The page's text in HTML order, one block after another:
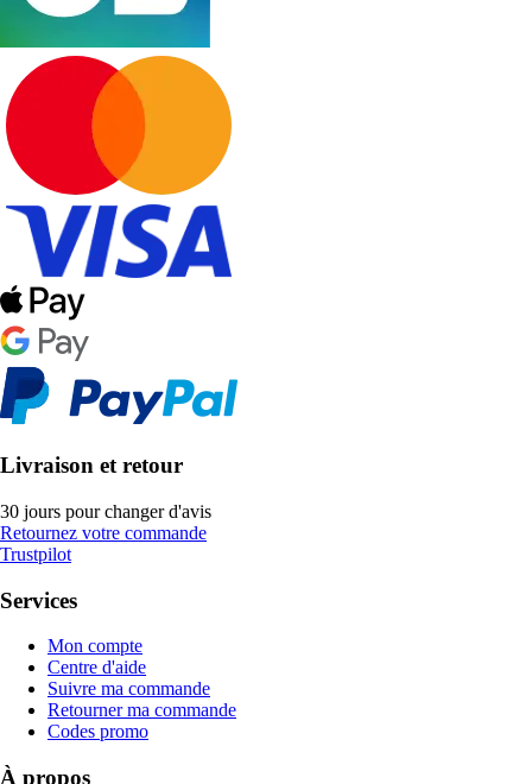
Livraison et retour
30 jours pour changer d'avis
Retournez votre commande
Trustpilot
Services
Mon compte
Centre d'aide
Suivre ma commande
Retourner ma commande
Codes promo
À propos